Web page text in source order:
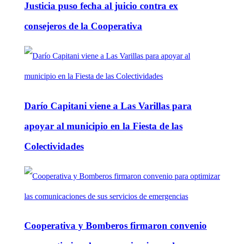
Justicia puso fecha al juicio contra ex
consejeros de la Cooperativa
Darío Capitani viene a Las Varillas para
apoyar al municipio en la Fiesta de las
Colectividades
Cooperativa y Bomberos firmaron convenio